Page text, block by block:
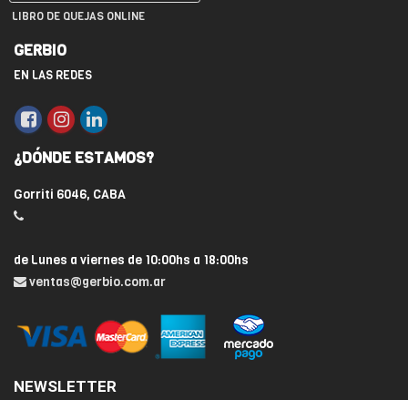
LIBRO DE QUEJAS ONLINE
GERBIO
EN LAS REDES
¿DÓNDE ESTAMOS?
Gorriti 6046, CABA
de Lunes a viernes de 10:00hs a 18:00hs
ventas@gerbio.com.ar
NEWSLETTER